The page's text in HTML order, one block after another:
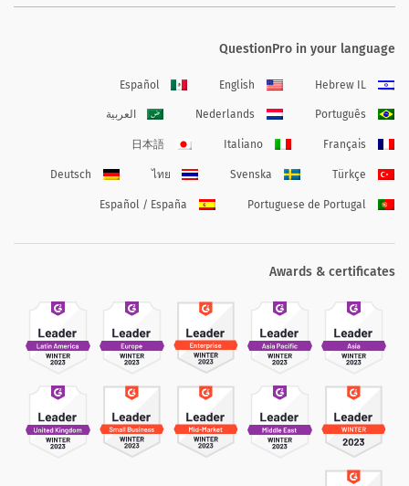
QuestionPro in your language
Hebrew IL
English
Español
Português
Nederlands العربية
Français
Italiano
日本語
Türkçe
Svenska
ไทย
Deutsch
Portuguese de Portugal
Español / España
Awards & certificates